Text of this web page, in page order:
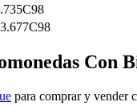
C98
C98
Con
para comprar y vender